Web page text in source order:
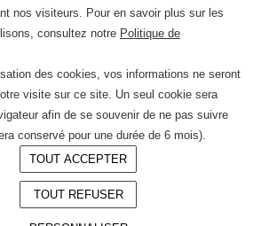
© 2026 —CRAFT Limoges
nos visiteurs. Pour en savoir plus sur les
consultez notre Politique de
des cookies, vos informations ne seront
visite sur ce site. Un seul cookie sera
afin de se souvenir de ne pas suivre
conservé pour une durée de 6 mois).
TOUT ACCEPTER
TOUT REFUSER